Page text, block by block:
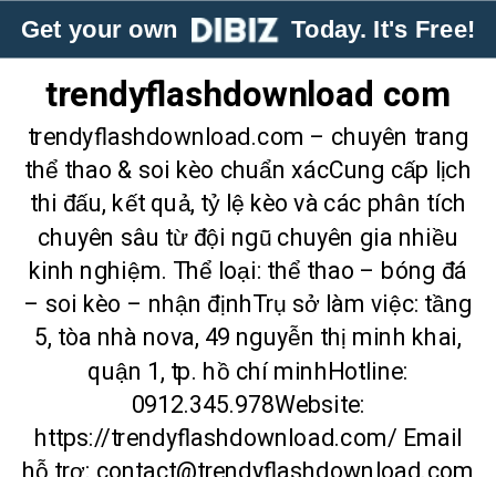
Get your own Today. It's Free!
trendyflashdownload com
trendyflashdownload.com – chuyên trang
thể thao & soi kèo chuẩn xácCung cấp lịch
thi đấu, kết quả, tỷ lệ kèo và các phân tích
chuyên sâu từ đội ngũ chuyên gia nhiều
kinh nghiệm. Thể loại: thể thao – bóng đá
– soi kèo – nhận địnhTrụ sở làm việc: tầng
5, tòa nhà nova, 49 nguyễn thị minh khai,
quận 1, tp. hồ chí minhHotline:
0912.345.978Website:
https://trendyflashdownload.com/ Email